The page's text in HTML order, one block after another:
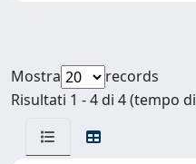
Mostra
records
Risultati 1 - 4 di 4 (tempo